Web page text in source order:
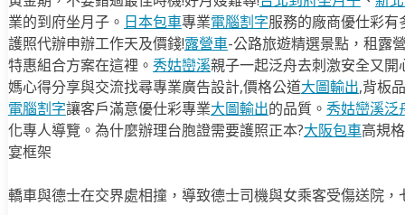
業的到府坐月子。 日本包車專業電腦割字服務的廠商優仕彩
護照代辦申辦工作天及價錢!露營車-公路旅遊精選景點，租露
特惠組合方案在這裡。 秀姑巒溪親子一起泛舟去​刺激安全又
媽心得分享與交流找尋專業廣告設計,價格公道大圖輸出,背板
電腦割字讓客戶滿意優仕彩專業大圖輸出的品質。 秀姑巒溪泛
化專人導覽。為什麼辦理台胞證需要護照正本?大阪包車高規
宴框架
轎車與德士在交界處相撞，導致德士司機與女乘客受傷送院